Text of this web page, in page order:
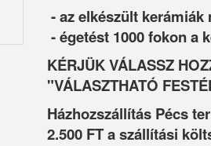
- az elkészült kerámiák
- égetést 1000 fokon a
KÉRJÜK VÁLASSZ
"VÁLASZTHATÓ
Házhozszállítás Pécs
2.500 FT a szállítási